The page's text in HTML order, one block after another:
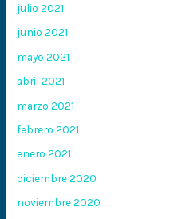
julio 2021
junio 2021
mayo 2021
abril 2021
marzo 2021
febrero 2021
enero 2021
diciembre 2020
noviembre 2020